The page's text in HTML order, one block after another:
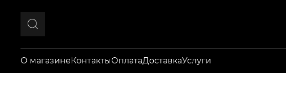
О магазинеКонтактыОплатаДоставкаУслуги